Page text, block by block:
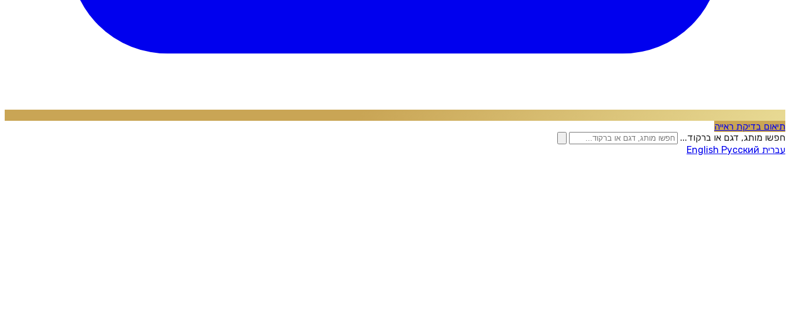
תיאום בדיקת ראייה
חפשו מותג, דגם או ברקוד...
עברית
English Русский